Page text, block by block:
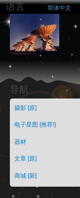
语言 简体中文
导航
摄影 [原]
电子星图 [推荐!]
器材
文章 [原]
商城 [新]